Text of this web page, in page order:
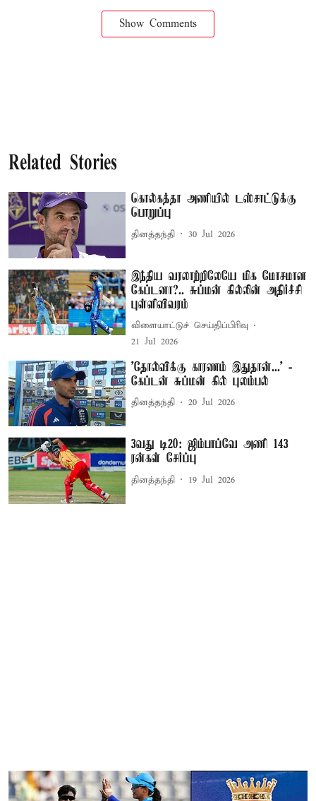
Show Comments
Related Stories
கொல்கத்தா அணியில் டஸ்சாட்டுக்கு
பொறுப்பு
தினத்தந்தி 30 Jul 2026
இந்திய வரலாற்றிலேயே மிக மோசமான
கேப்டனா?.. சுப்மன் கில்லின் அதிர்ச்சி
புள்ளிவிவரம்
விளையாட்டுச் செய்திப்பிரிவு
21 Jul 2026
’தோல்விக்கு காரணம் இதுதான்...’ -
கேப்டன் சுப்மன் கில் புலம்பல்
தினத்தந்தி 20 Jul 2026
3வது டி20: ஜிம்பாப்வே அணி 143
ரன்கள் சேர்ப்பு
தினத்தந்தி 19 Jul 2026